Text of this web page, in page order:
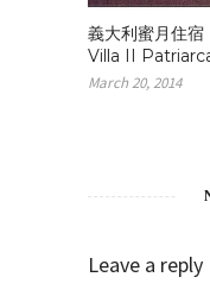
義大利蜜月住
Villa II
March 20, 2014
Leave a reply